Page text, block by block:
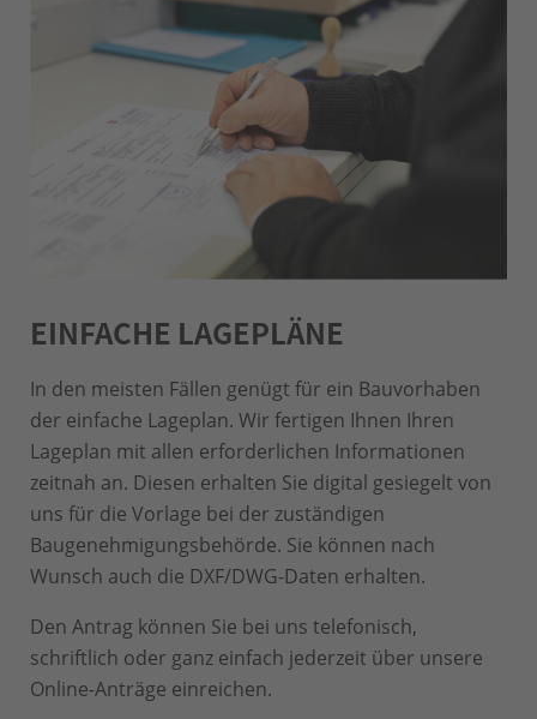
EINFACHE LAGEPLÄNE
In den meisten Fällen genügt für ein Bauvorhaben
der einfache Lageplan. Wir fertigen Ihnen Ihren
Lageplan mit allen erforderlichen Informationen
zeitnah an. Diesen erhalten Sie digital gesiegelt von
uns für die Vorlage bei der zuständigen
Baugenehmigungsbehörde. Sie können nach
Wunsch auch die DXF/DWG-Daten erhalten.
Den Antrag können Sie bei uns telefonisch,
schriftlich oder ganz einfach jederzeit über unsere
Online-Anträge einreichen.